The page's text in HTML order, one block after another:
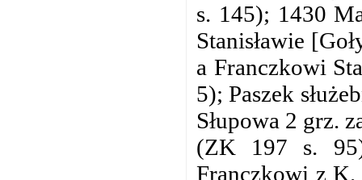
s. 145); 1430
Stanisławie
a Franczkowi
5); Paszek
Słupowa 2 grz.
(ZK 197 s.
Franczkowi z K.